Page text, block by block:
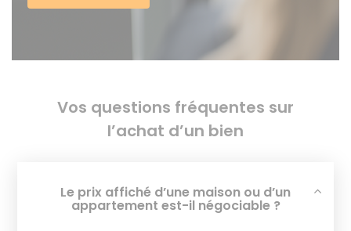
Vos questions fréquentes sur
l’achat d’un bien
Le prix affiché d’une maison ou d’un
appartement est-il négociable ?